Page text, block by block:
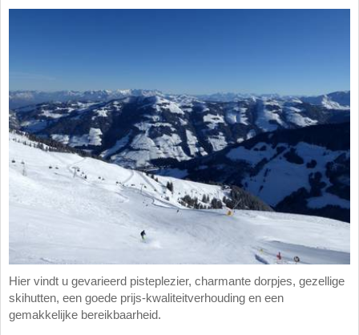
Hier vindt u gevarieerd pisteplezier, charmante dorpjes, gezellige
skihutten, een goede prijs-kwaliteitverhouding en een
gemakkelijke bereikbaarheid.